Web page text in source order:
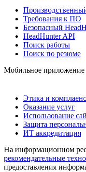
Требования к ПО
Безопасный
HeadHunter API
Поиск работы
Поиск по резюме
Мобильное приложение
Этика и комплаенс
Оказание услуг
Использование
Защита
ИТ аккредитация
На информационном
рекомендательные
предоставления